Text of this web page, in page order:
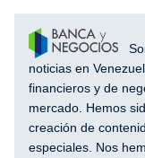
noticias en
financieros y de
mercado. Hemos
creación de
especiales. Nos